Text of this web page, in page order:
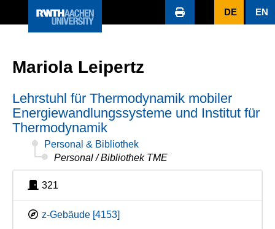
DE EN
Mariola Leipertz
Lehrstuhl für Thermodynamik mobiler
Energiewandlungssysteme und Institut für
Thermodynamik
Personal & Bibliothek
Personal / Bibliothek TME
321
z-Gebäude [4153]